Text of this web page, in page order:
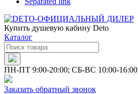
Купить душевую кабину Deto
Каталог
ПН-ПТ 9:00-20:00; СБ-ВС 10:00-16:00
Заказать обратный звонок